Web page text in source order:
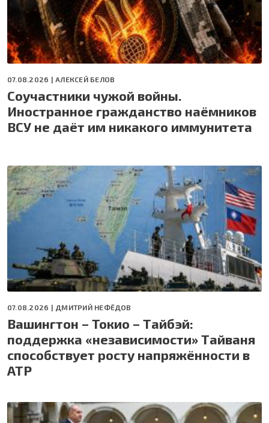
07.08.2026 |АЛЕКСЕЙ БЕЛОВ
Соучастники чужой войны.
Иностранное гражданство наёмников
ВСУ не даёт им никакого иммунитета
07.08.2026 | ДМИТРИЙ НЕФЁДОВ
Вашингтон – Токио – Тайбэй:
поддержка «независимости» Тайваня
способствует росту напряжённости в
АТР